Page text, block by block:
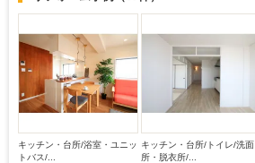
キッチン・台所/浴室・ユニッ
トバス/...
キッチン・台所/トイレ/洗面
所・脱衣所/...